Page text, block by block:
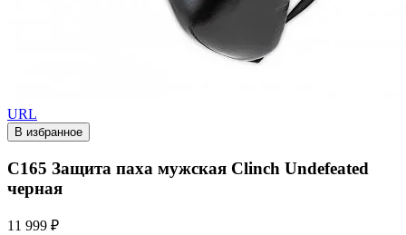
URL
В избранное
C165 Защита паха мужская Clinch Undefeated
черная
11 999 ₽